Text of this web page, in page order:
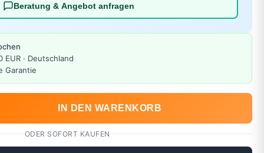
Beratung & Angebot anfragen
EUR · Deutschland
Garantie
IN DEN WARENKORB
ODER SOFORT KAUFEN